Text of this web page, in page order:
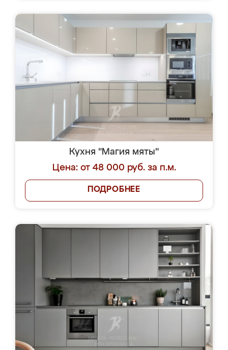
Кухня "Магия мяты"
Цена: от 48 000 руб. за п.м.
ПОДРОБНЕЕ